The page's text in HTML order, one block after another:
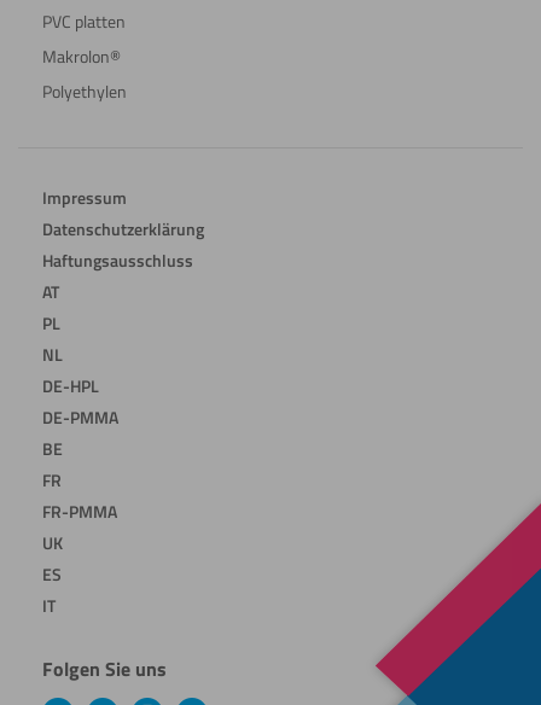
PVC platten
Makrolon®
Polyethylen
Impressum
Datenschutzerklärung
Haftungsausschluss
AT
PL
NL
DE-HPL
DE-PMMA
BE
FR
FR-PMMA
UK
ES
IT
Folgen Sie uns